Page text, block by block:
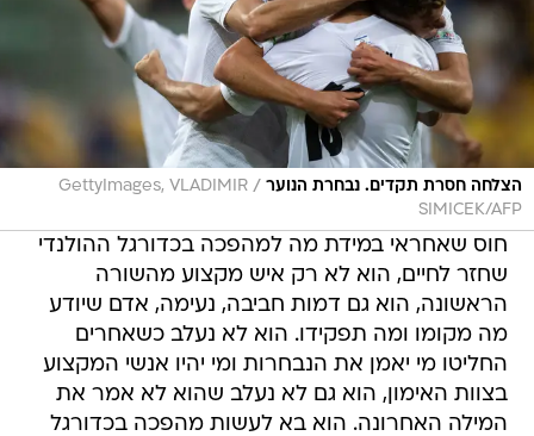
הצלחה חסרת תקדים. נבחרת הנוער /
GettyImages, VLADIMIR
SIMICEK/AFP
חוס שאחראי במידת מה למהפכה בכדורגל ההולנדי
שחזר לחיים, הוא לא רק איש מקצוע מהשורה
הראשונה, הוא גם דמות חביבה, נעימה, אדם שיודע
מה מקומו ומה תפקידו. הוא לא נעלב כשאחרים
החליטו מי יאמן את הנבחרות ומי יהיו אנשי המקצוע
בצוות האימון, הוא גם לא נעלב שהוא לא אמר את
המילה האחרונה. הוא בא לעשות מהפכה בכדורגל